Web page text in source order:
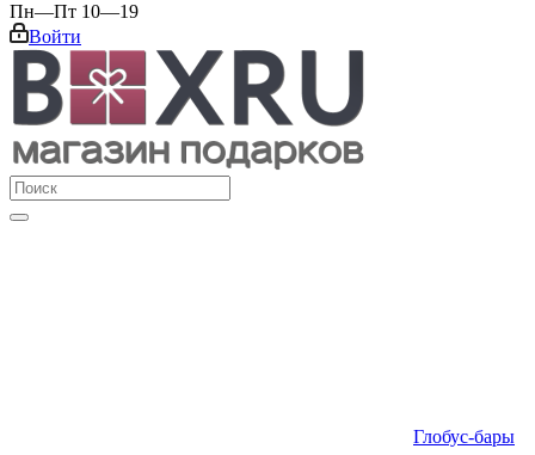
Пн—Пт 10—19
Войти
Глобус-бары